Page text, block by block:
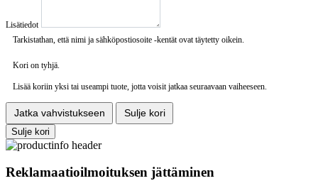
Lisätiedot
Tarkistathan, että nimi ja sähköpostiosoite -kentät ovat täytetty oikein.
Kori on tyhjä.
Lisää koriin yksi tai useampi tuote, jotta voisit jatkaa seuraavaan vaiheeseen.
Jatka vahvistukseen
Sulje kori
Sulje kori
Reklamaatioilmoituksen jättäminen